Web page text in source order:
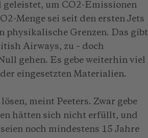
um CO2-Emissionen
Menge sei seit den ersten Jets
physikalische Grenzen. Das gibt
Airways, zu – doch
gehen. Es gebe weiterhin viel
eingesetzten Materialien.
meint Peeters. Zwar gebe
hätten sich nicht erfüllt, und
noch mindestens 15 Jahre